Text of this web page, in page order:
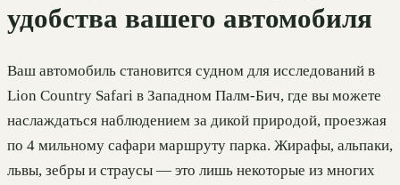
удобства вашего автомобиля
Ваш автомобиль становится судном для исследований в
Lion Country Safari в Западном Палм-Бич, где вы можете
наслаждаться наблюдением за дикой природой, проезжая
по 4 мильному сафари маршруту парка. Жирафы, альпаки,
львы, зебры и страусы — это лишь некоторые из многих